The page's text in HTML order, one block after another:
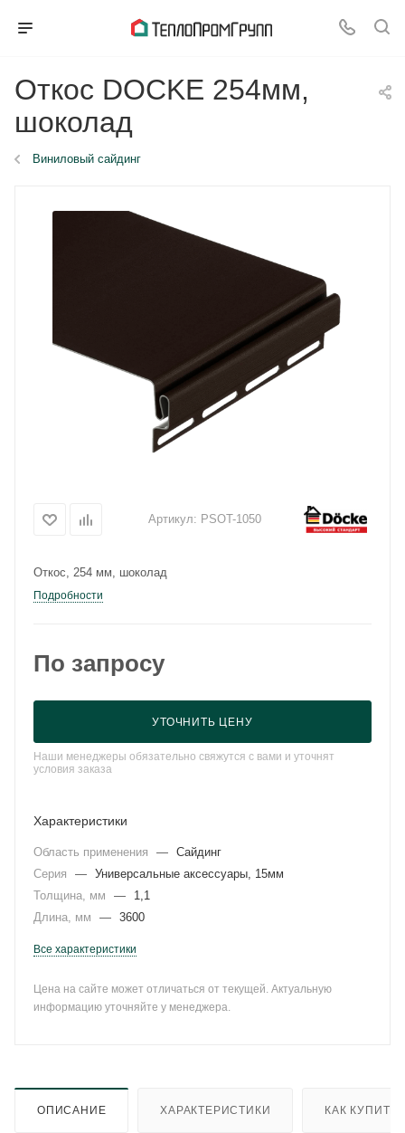
Откос DOCKE 254мм,
шоколад
Виниловый сайдинг
Артикул: PSOT-1050
Откос, 254 мм, шоколад
Подробности
По запросу
УТОЧНИТЬ ЦЕНУ
Наши менеджеры обязательно свяжутся с вами и уточнят
условия заказа
Характеристики
Область применения — Сайдинг
Серия
— Универсальные аксессуары, 15мм
Толщина, мм
—
1,1
Длина, мм
— 3600
Все характеристики
Цена на сайте может отличаться от текущей. Актуальную
информацию уточняйте у менеджера.
ОПИСАНИЕ ХАРАКТЕРИСТИКИ КАК КУПИТЬ